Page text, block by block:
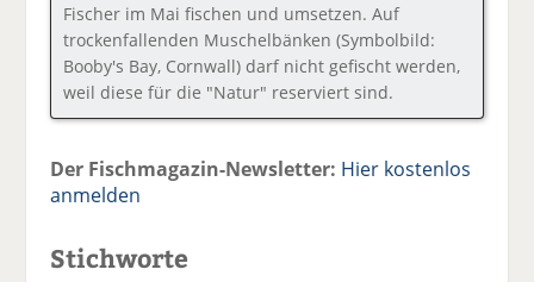
Fischer im Mai fischen und umsetzen. Auf
trockenfallenden Muschelbänken (Symbolbild:
Booby's Bay, Cornwall) darf nicht gefischt werden,
weil diese für die "Natur" reserviert sind.
Der Fischmagazin-Newsletter: Hier kostenlos
anmelden
Stichworte